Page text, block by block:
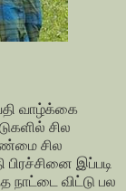
வாழ்க்கை
சில
சில
பிரச்சினை இப்படி
விட்டு பல